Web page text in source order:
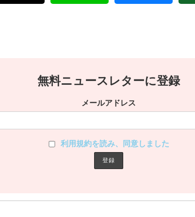
無料ニュースレターに登録
メールアドレス
利用規約を読み、同意しました